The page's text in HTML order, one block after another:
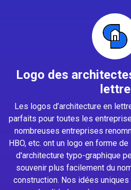
Logo des
lettre
Les logos d’architecture en
parfaits pour toutes les
nombreuses entreprises
HBO, etc. ont un logo en forme
d'architecture typo-graphique
souvenir plus facilement du
construction. Nos idées